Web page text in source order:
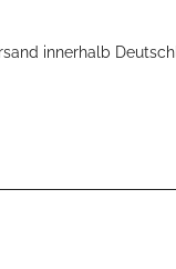
innerhalb